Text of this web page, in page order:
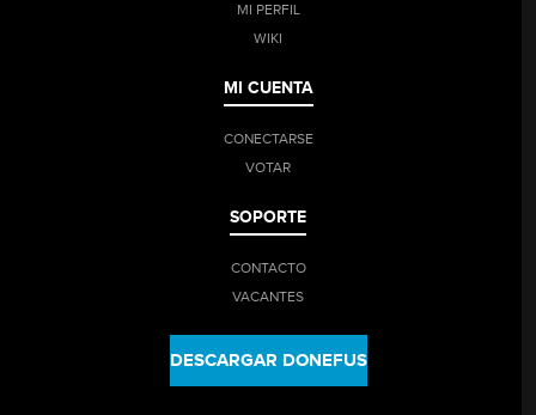
MI PERFIL
WIKI
MI CUENTA
CONECTARSE
VOTAR
SOPORTE
CONTACTO
VACANTES
DESCARGAR DONEFUS